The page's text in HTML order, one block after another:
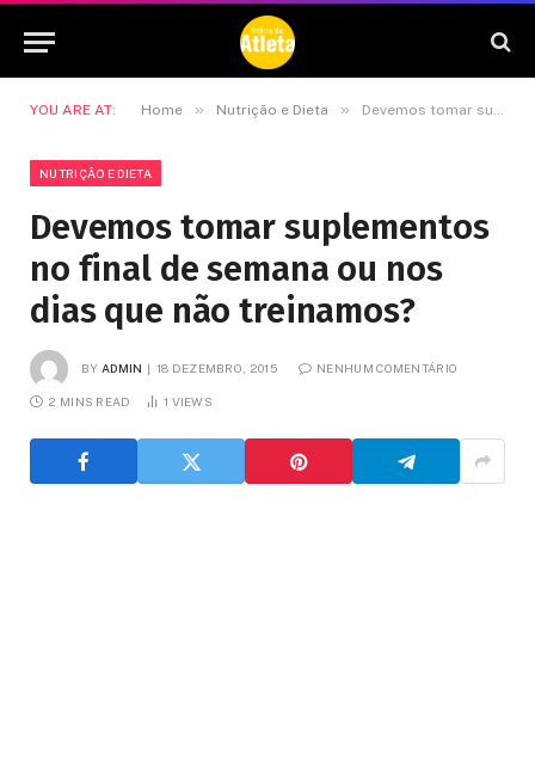
YOU ARE AT: Home » Nutrição e Dieta » Devemos tomar suplementos no final de semana ou nos dias que não treinamos?
NUTRIÇÃO E DIETA
Devemos tomar suplementos
no final de semana ou nos
dias que não treinamos?
BY ADMIN 18 DEZEMBRO, 2015 NENHUM COMENTÁRIO
2 MINS READ 1 VIEWS